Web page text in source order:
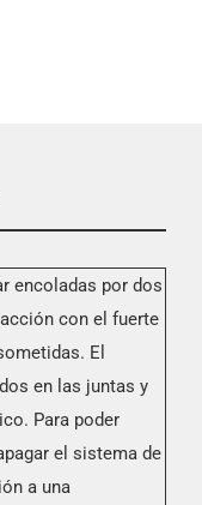
encoladas por dos
con el fuerte
El
en las juntas y
Para poder
el sistema de
a una